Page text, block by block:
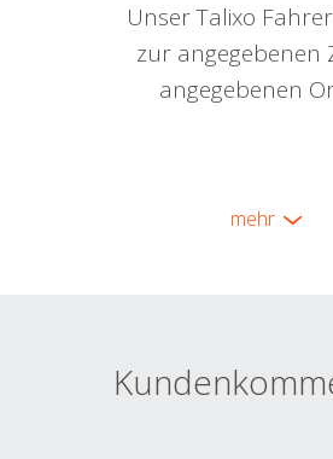
Unser Talixo
zur angegebenen
angegebenen
mehr